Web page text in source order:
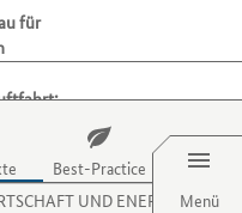
für
Best-Practice
Menü
UND ENERGIE